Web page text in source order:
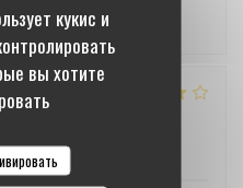
кукис и
вы хотите
Plats impeccables
:4/5 Цена / качество